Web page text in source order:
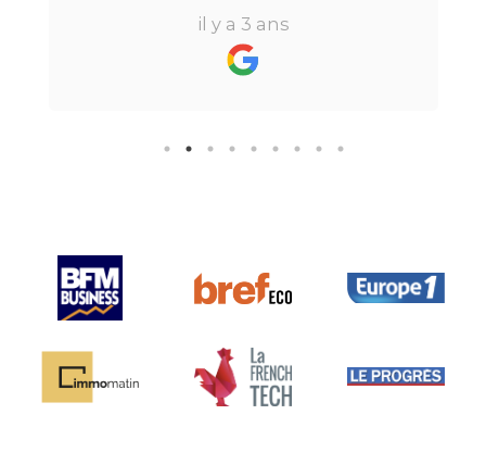
réactive, elle a su répondre à
toutes mes questions en moins de
24h par email ou par
supplémentaire est très bien
il y a 3 ans